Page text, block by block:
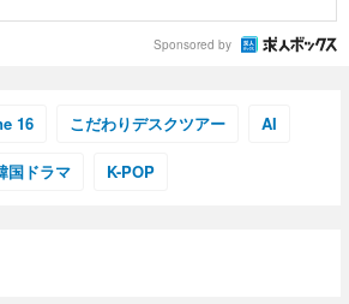
Sponsored by
16 こだわりデスクツアー AI
国ドラマ K-POP